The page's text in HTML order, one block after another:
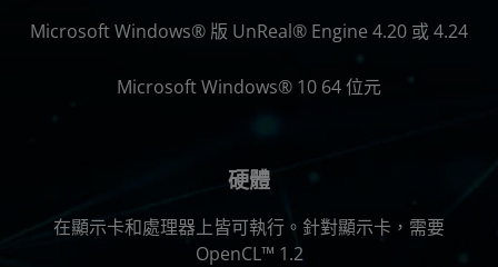
Microsoft Windows® 版 UnReal® Engine 4.20 或 4.24
Microsoft Windows® 10 64 位元
硬體
在顯示卡和處理器上皆可執行。針對顯示卡，需要
OpenCL™ 1.2